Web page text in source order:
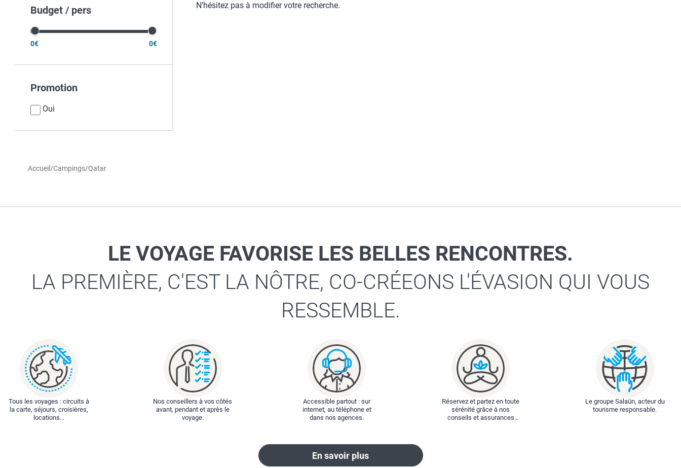
Budget / pers
0€ 0€
Promotion
Oui
N’hésitez pas à modifier votre recherche.
Accueil /Campings/Qatar
LE VOYAGE FAVORISE LES BELLES RENCONTRES.
LA PREMIÈRE, C'EST LA NÔTRE, CO-CRÉEONS L'ÉVASION QUI VOUS
RESSEMBLE.
Tous les voyages : circuits à
la carte, séjours, croisières,
locations...
Nos conseillers à vos côtés
avant, pendant et après le
voyage.
Accessible partout : sur
internet, au téléphone et
dans nos agences.
Réservez et partez en toute
sérénité grâce à nos
conseils et assurances
Le groupe Salaün, acteur du
tourisme responsable.
En savoir plus